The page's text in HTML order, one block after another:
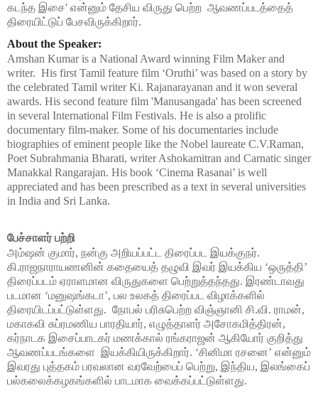
கடந்த இசை' என்னும் தேசிய விருது பெற்ற  ஆவணப்படத்தைத்
திரையிட்டுப் பேசவிருக்கிறார்.
About the Speaker:
Amshan Kumar is a National Award winning Film Maker and
writer.  His first Tamil feature film ‘Oruthi’ was based on a story by
the celebrated Tamil writer Ki. Rajanarayanan and it won several
awards. His second feature film 'Manusangada' has been screened
in several International Film Festivals. He is also a prolific
documentary film-maker. Some of his documentaries include
biographies of eminent people like the Nobel laureate C.V.Raman,
Poet Subrahmania Bharati, writer Ashokamitran and Carnatic singer
Manakkal Rangarajan. His book ‘Cinema Rasanai’ is well
appreciated and has been prescribed as a text in several universities
in India and Sri Lanka.
பேச்சாளர் பற்றி
அம்ஷன் குமார், நன்கு அறியப்பட்ட திரைப்பட இயக்குநர்.
கி.ராஜநாராயணனின் கதையைத் தழுவி இவர் இயக்கிய ‘ஒருத்தி’
திரைப்படம் ஏராளமான விருதுகளை பெற்றுத்தந்தது. இரண்டாவது
படமான ‘மனுஷங்கடா’, பல உலகத் திரைப்பட விழாக்களில்
திரையிடப்பட்டுள்ளது.  நோபல் பரிசுபெற்ற விஞ்ஞானி சி.வி. ராமன்,
மகாகவி சுப்ரமணிய பாரதியார், எழுத்தாளர் அசோகமித்திரன்,
கர்நாடக இசைப்பாடகர் மணக்கால் ரங்கராஜன் ஆகியோர் குறித்து
ஆவணப்படங்களை  இயக்கியிருக்கிறார். ‘சினிமா ரசனை’ என்னும்
இவரது புத்தகம் பரவலான வரவேற்பைப் பெற்று, இந்திய, இலங்கைப்
பல்கலைக்கழகங்களில் பாடமாக வைக்கப்பட்டுள்ளது.